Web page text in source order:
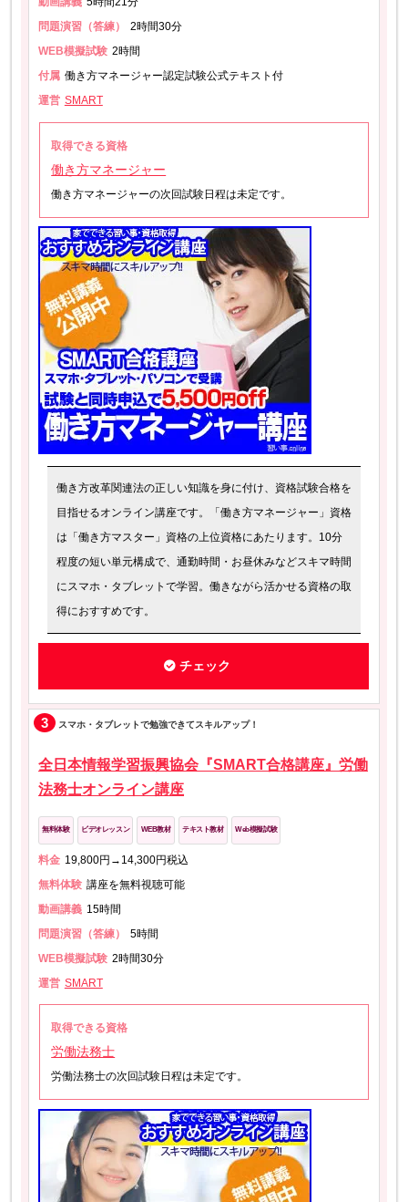
問題演習（答練）
2時間30分
WEB模擬試験 2時間
付属 働き方マネージャー認定試験公式テキスト付
運営 SMART
取得できる資格
働き方マネージャー
働き方マネージャーの次回試験日程は未定です。
働き方改革関連法の正しい知識を身に付け、資格試験合格を
目指せるオンライン講座です。「働き方マネージャー」資格
は「働き方マスター」資格の上位資格にあたります。10分
程度の短い単元構成で、通勤時間・お昼休みなどスキマ時間
にスマホ・タブレットで学習。働きながら活かせる資格の取
得におすすめです。
チェック
3 スマホ・タブレットで勉強できてスキルアップ！
全日本情報学習振興協会『SMART合格講座』労働
法務士オンライン講座
無料体験 ビデオレッスン WEB教材 テキスト教材 Web模擬試験
料金 19,800円→14,300円税込
無料体験 講座を無料視聴可能
動画講義 15時間
問題演習（答練）
5時間
WEB模擬試験 2時間30分
運営 SMART
取得できる資格
労働法務士
労働法務士の次回試験日程は未定です。